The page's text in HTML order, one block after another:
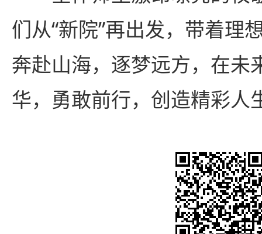
们从“新院”再出发，带着理
奔赴山海，逐梦远方，在未
华，勇敢前行，创造精彩人